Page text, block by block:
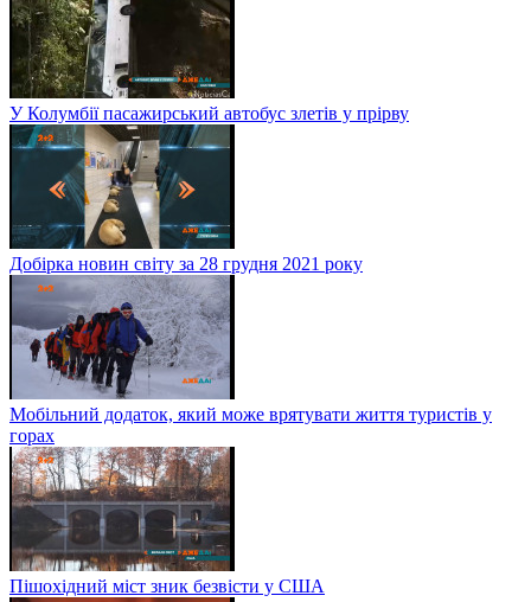
У Колумбії пасажирський автобус злетів у прірву
Добірка новин світу за 28 грудня 2021 року
Мобільний додаток, який може врятувати життя туристів у
горах
Пішохідний міст зник безвісти у США